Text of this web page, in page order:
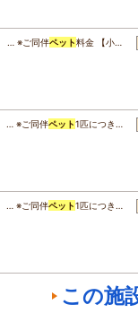
… ※ご同伴ペット料金 【小…
… ※ご同伴ペット1匹につき…
… ※ご同伴ペット1匹につき…
この施